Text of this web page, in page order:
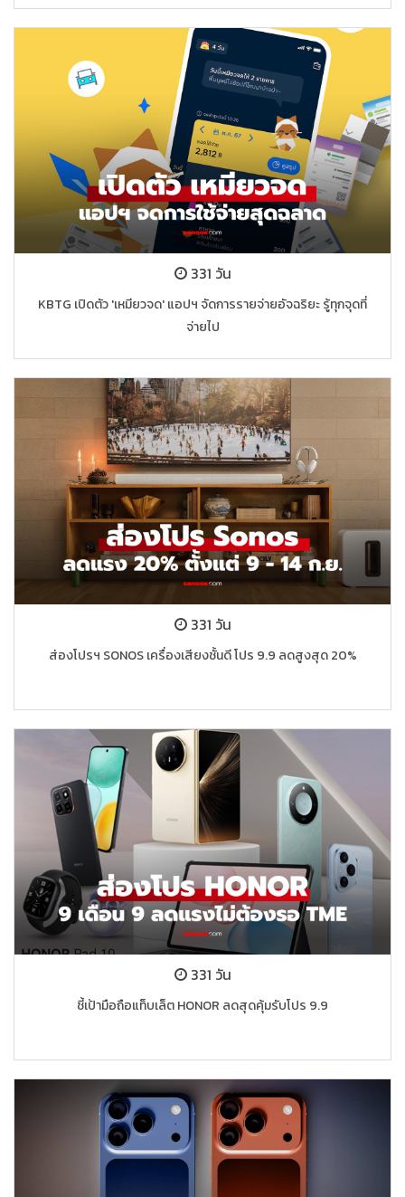
331 วัน
KBTG เปิดตัว 'เหมียวจด' แอปฯ จัดการรายจ่ายอัจฉริยะ รู้ทุกจุดที่
จ่ายไป
331 วัน
ส่องโปรฯ SONOS เครื่องเสียงชั้นดี โปร 9.9 ลดสูงสุด 20%
331 วัน
ชี้เป้ามือถือแท็บเล็ต HONOR ลดสุดคุ้มรับโปร 9.9